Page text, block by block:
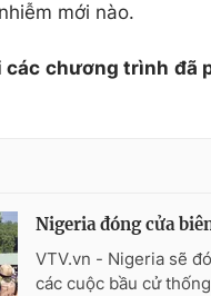
mới nào.
chương trình đã
Nigeria đóng cửa
VTV.vn - Nigeria sẽ
các cuộc bầu cử